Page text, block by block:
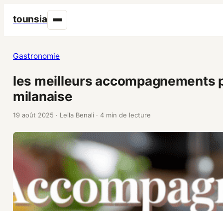
tounsia
Gastronomie
les meilleurs accompagnements
milanaise
19 août 2025 · Leila Benali · 4 min de lecture